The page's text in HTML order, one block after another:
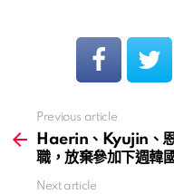
more
Previous article
Haerin、Kyujin、
職，放棄參加下週韓
Next article